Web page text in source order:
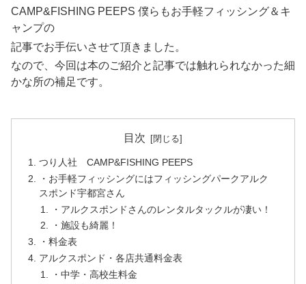
CAMP&FISHING PEEPS 僕らもお手軽フィッシング＆キ
ャンプの
記事でお手伝いさせて頂きました。
なので、今回は本のご紹介と記事では触れられなかった細
かな所の補足です。
目次
つり人社 CAMP&FISHING PEEPS
・お手軽フィッシングにはフィッシングパークアルク
スポンド宇都宮さん
・アルクスポンドさんのレンタルタックルが凄い！
・施設も綺麗！
・料金表
アルクスポンド・各店共通料金表
・中学・高校生料金